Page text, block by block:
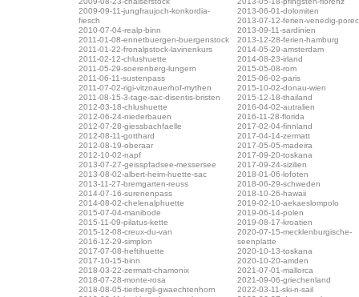
2009-09-11-jungfraujoch-konkordia-
fiesch
2010-07-04-realp-binn
2011-01-08-ennetbuergen-buergenstock
2011-01-22-fronalpstock-lavinenkurs
2011-02-12-chlushuette
2011-05-29-soerenberg-lungern
2011-06-11-sustenpass
2011-07-02-rigi-vitznauerhof-mythen
2011-08-15-3-tage-sac-disentis-bristen
2012-03-18-chlushuette
2012-06-24-niederbauen
2012-07-28-giessbachfaelle
2012-08-11-gotthard
2012-08-19-oberaar
2012-10-02-napf
2013-07-27-geisspfadsee-messersee
2013-08-02-albert-heim-huette-sac
2013-11-27-bremgarten-reuss
2014-07-16-surenenpass
2014-08-02-chelenalphuette
2015-07-04-manibode
2015-11-09-pilatus-kette
2015-12-08-creux-du-van
2016-12-29-simplon
2017-07-08-heftihuette
2017-10-15-binn
2018-03-22-zermatt-chamonix
2018-07-28-monte-rosa
2018-08-05-tierbergli-gwaechtenhorn
2013-06-01-dolomiten
2013-07-12-ferien-venedig-porec
2013-09-11-sardinien
2013-12-28-ferien-hamburg
2014-05-29-amsterdam
2014-08-23-irland
2015-05-08-rom
2015-06-02-paris
2015-10-02-donau-wien
2015-12-18-thailand
2016-04-02-autralien
2016-11-28-florida
2017-02-04-finnland
2017-04-14-zermatt
2017-05-05-madeira
2017-09-20-toskana
2017-09-24-sizilien
2018-01-06-lofoten
2018-06-29-schweden
2018-10-26-hawaii
2019-02-10-aekaeslompolo
2019-06-14-polen
2019-08-17-kroatien
2020-07-15-mecklenburgische-
seenplatte
2020-10-13-toskana
2020-10-20-amden
2021-07-01-mallorca
2021-09-06-griechenland
2022-03-11-ski-n-sail